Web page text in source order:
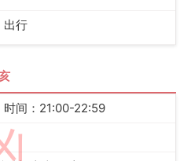
出行
时间：21:00-22:59